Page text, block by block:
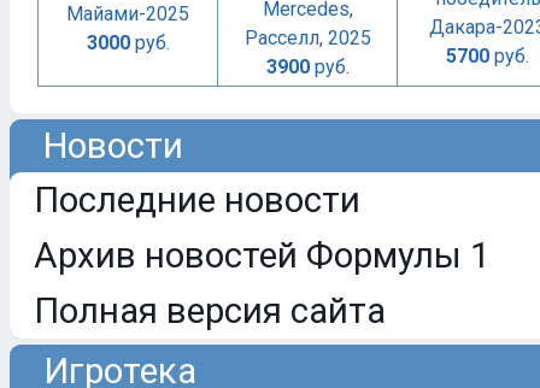
Майами-2025
3000руб.
Mercedes,
Расселл, 2025
3900руб.
Дакара-
5700 руб.
Новости
Последние новости
Архив новостей Формулы 1
Полная версия сайта
Игротека